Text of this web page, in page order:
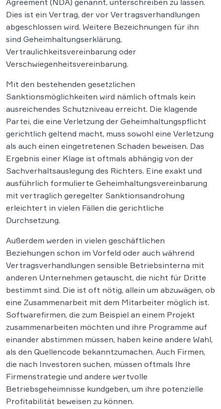
Dies ist ein Vertrag, der vor Vertragsverhandlungen
abgeschlossen wird. Weitere Bezeichnungen für ihn
sind Geheimhaltungserklärung,
Vertraulichkeitsvereinbarung oder
Verschwiegenheitsvereinbarung.
Mit den bestehenden gesetzlichen
Sanktionsmöglichkeiten wird nämlich oftmals kein
ausreichendes Schutzniveau erreicht. Die klagende
Partei, die eine Verletzung der Geheimhaltungspflicht
gerichtlich geltend macht, muss sowohl eine Verletzung
als auch einen eingetretenen Schaden beweisen. Das
Ergebnis einer Klage ist oftmals abhängig von der
Sachverhaltsauslegung des Richters. Eine exakt und
ausführlich formulierte Geheimhaltungsvereinbarung
mit vertraglich geregelter Sanktionsandrohung
erleichtert in vielen Fällen die gerichtliche
Durchsetzung.
Außerdem werden in vielen geschäftlichen
Beziehungen schon im Vorfeld oder auch während
Vertragsverhandlungen sensible Betriebsinterna mit
anderen Unternehmen getauscht, die nicht für Dritte
bestimmt sind. Die ist oft nötig, allein um abzuwägen, ob
eine Zusammenarbeit mit dem Mitarbeiter möglich ist.
Softwarefirmen, die zum Beispiel an einem Projekt
zusammenarbeiten möchten und ihre Programme auf
einander abstimmen müssen, haben keine andere Wahl,
als den Quellencode bekanntzumachen. Auch Firmen,
die nach Investoren suchen, müssen oftmals Ihre
Firmenstrategie und andere wertvolle
Betriebsgeheimnisse kundgeben, um ihre potenzielle
Profitabilität beweisen zu können.